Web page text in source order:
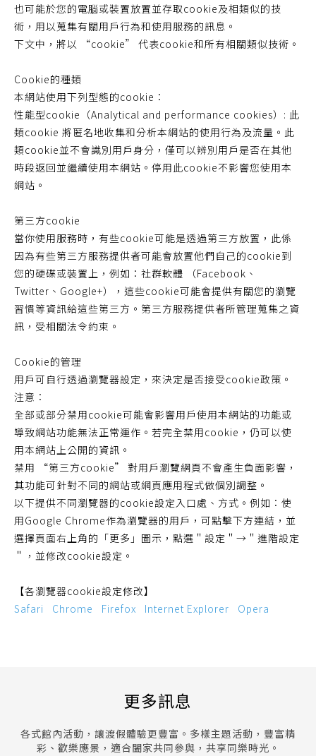
也可能於您的電腦或裝置放置並存取cookie及相類似的技
術，用以蒐集有關用戶行為和使用服務的訊息。
下文中，將以 “cookie” 代表cookie和所有相關類似技術。
Cookie的種類
本網站使用下列型態的cookie：
性能型cookie（Analytical and performance cookies）: 此
類cookie 將匿名地收集和分析本網站的使用行為及流量。此
類cookie並不會識別用戶身分，僅可以辨別用戶是否在其他
時段返回並繼續使用本網站。停用此cookie不影響您使用本
網站。
第三方cookie
當你使用服務時，有些cookie可能是透過第三方放置，此係
因為有些第三方服務提供者可能會放置他們自己的cookie到
您的硬碟或裝置上，例如：社群軟體 （Facebook、
Twitter、Google+），這些cookie可能會提供有關您的瀏覽
習慣等資訊給這些第三方。第三方服務提供者所管理蒐集之資
訊，受相關法令約束。
Cookie的管理
用戶可自行透過瀏覽器設定，來決定是否接受cookie政策。
注意：
全部或部分禁用cookie可能會影響用戶使用本網站的功能或
導致網站功能無法正常運作。若完全禁用cookie，仍可以使
用本網站上公開的資訊。
禁用 “第三方cookie” 對用戶瀏覽網頁不會產生負面影響，
其功能可針對不同的網站或網頁應用程式做個別調整。
以下提供不同瀏覽器的cookie設定入口處、方式。例如：使
用Google Chrome作為瀏覽器的用戶，可點擊下方連結，並
選擇頁面右上角的「更多」圖示，點選＂設定＂→＂進階設定
＂，並修改cookie設定。
【各瀏覽器cookie設定修改】
Safari
Chrome Firefox Internet Explorer Opera
更多訊息
各式館內活動，讓渡假體驗更豐富。多樣主題活動，豐富精
彩、歡樂應景，適合闔家共同參與，共享同樂時光。